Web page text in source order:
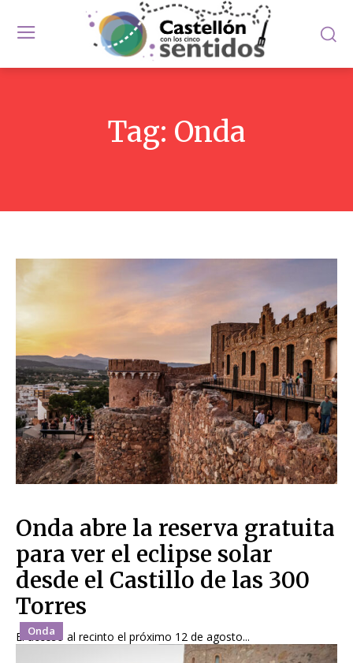
Tag: Onda
Onda
Onda abre la reserva gratuita
para ver el eclipse solar
desde el Castillo de las 300
Torres
El acceso al recinto el próximo 12 de agosto...